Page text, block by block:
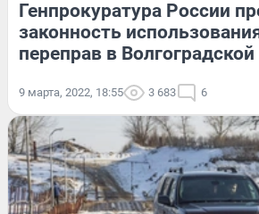
Генпрокуратура России
законность
переправ в
9 марта, 2022, 18:55 3 683 6